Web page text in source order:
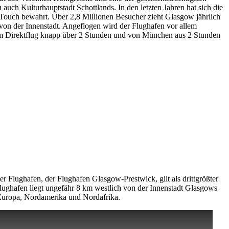
Kulturhauptstadt Schottlands. In den letzten Jahren hat sich die
bewahrt. Über 2,8 Millionen Besucher zieht Glasgow jährlich
der Innenstadt. Angeflogen wird der Flughafen vor allem
knapp über 2 Stunden und von München aus 2 Stunden
Flughafen, der Flughafen Glasgow-Prestwick, gilt als drittgrößter
liegt ungefähr 8 km westlich von der Innenstadt Glasgows
Nordamerika und Nordafrika.